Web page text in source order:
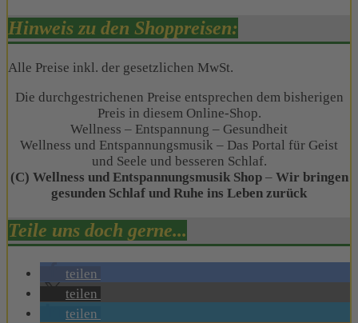
Hinweis zu den Shoppreisen:
Alle Preise inkl. der gesetzlichen MwSt.
Die durchgestrichenen Preise entsprechen dem bisherigen
Preis in diesem Online-Shop.
Wellness – Entspannung – Gesundheit
Wellness und Entspannungsmusik – Das Portal für Geist
und Seele und besseren Schlaf.
(C) Wellness und Entspannungsmusik Shop– Wir bringen
gesunden Schlaf und Ruhe ins Leben zurück
Teile uns doch gerne...
teilen
teilen
teilen